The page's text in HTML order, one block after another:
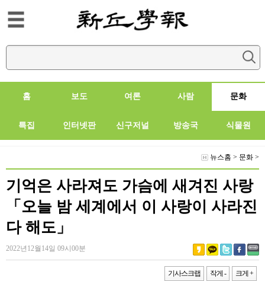
홈 보도 여론 사람 문화
특집 인터넷판 신구저널 방송국 식물원
뉴스홈 > 문화 >
기억은 사라져도 가슴에 새겨진 사랑
「오늘 밤 세계에서 이 사랑이 사라진
다 해도」
2022년12월14일 09시00분
기사스크랩 작게 - 크게 +